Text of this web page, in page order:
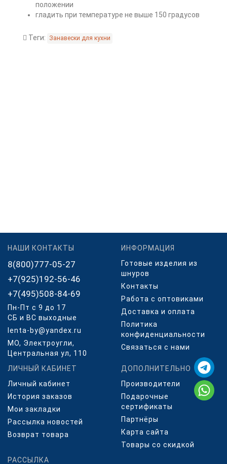
положении
гладить при температуре не выше 150 градусов
Теги: Занавески для кухни
НАШИ КОНТАКТЫ
8(800)777-05-27
+7(925)192-56-46
+7(495)508-84-69
Пн-Пт с 9 до 17
СБ и ВС выходные
lenta-by@yandex.ru
МО, Электроугли,
Центральная ул, 110
ИНФОРМАЦИЯ
Готовые изделия из
шнуров
Контакты
Работа с оптовиками
Доставка и оплата
Политика
конфиденциальности
Связаться с нами
ЛИЧНЫЙ КАБИНЕТ
Личный кабинет
История заказов
Мои закладки
Рассылка новостей
Возврат товара
ДОПОЛНИТЕЛЬНО
Производители
Подарочные
сертификаты
Партнёры
Карта сайта
Товары со скидкой
РАССЫЛКА